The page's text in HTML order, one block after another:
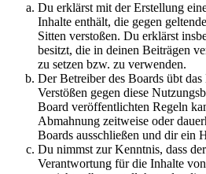
Du erklärst mit der Erstellung
Inhalte enthält, die gegen
Sitten verstoßen. Du erklärst
besitzt, die in deinen Beiträgen
zu setzen bzw. zu verwenden.
Der Betreiber des Boards übt das
Verstößen gegen diese
Board veröffentlichten Regeln
Abmahnung zeitweise oder
Boards ausschließen und dir ein
Du nimmst zur Kenntnis, dass
Verantwortung für die Inhalte